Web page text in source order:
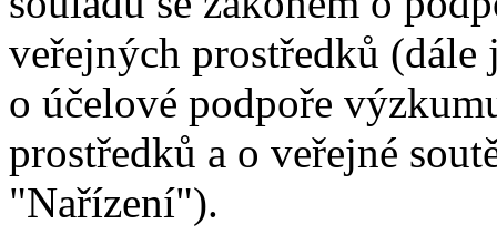
veřejných prostředků
o účelové podpoře
prostředků a o veřejné
"Nařízení").